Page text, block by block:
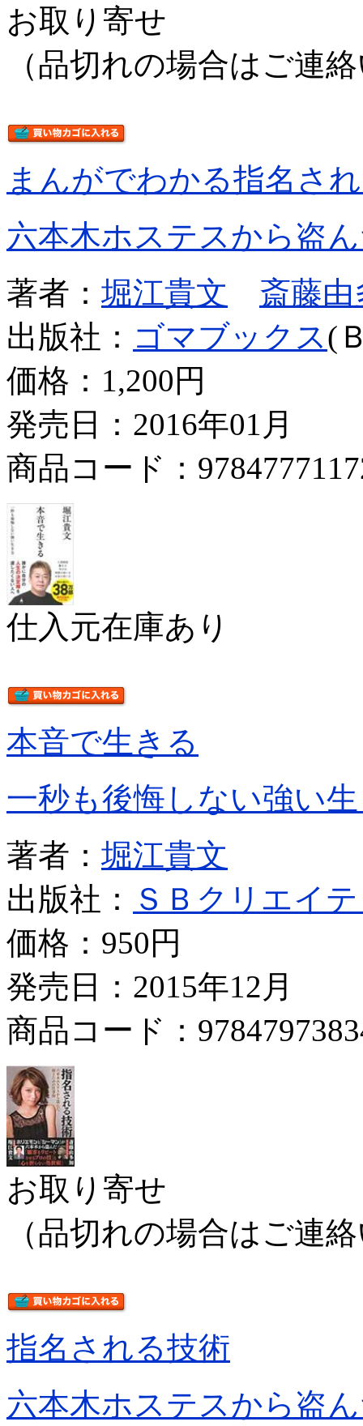
お取り寄せ
（品切れの場合はご連
まんがでわかる指名さ
六本木ホステスから盗
著者： 堀江貴文
斎藤由
出版社： ゴマブックス(
価格： 1,200円
発売日：2016年01月
商品コード：
仕入元在庫あり
本音で生きる
一秒も後悔しない強い
著者： 堀江貴文
出版社：
ＳＢクリエイ
価格： 950円
発売日：2015年12月
商品コード：
お取り寄せ
（品切れの場合はご連
指名される技術
六本木ホステスから盗